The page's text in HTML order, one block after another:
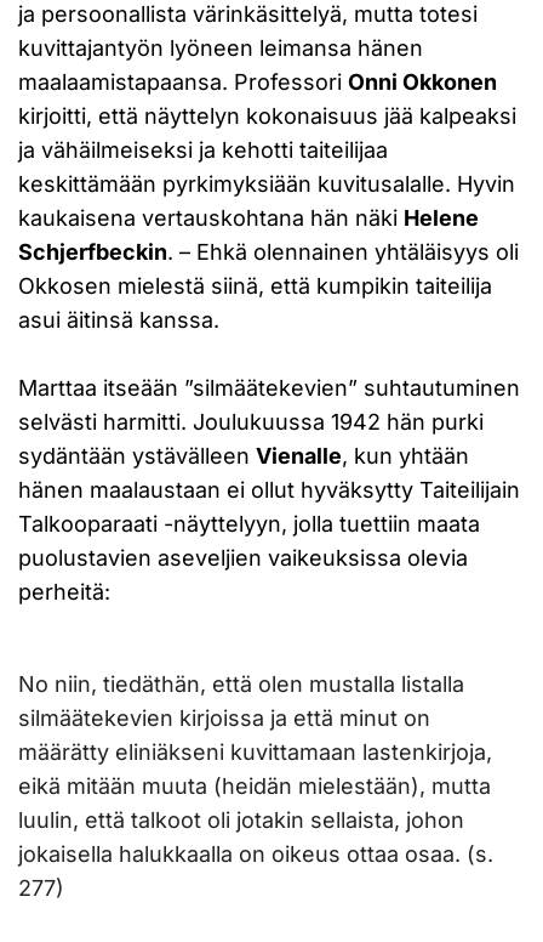
ja persoonallista värinkäsittelyä, mutta totesi
kuvittajantyön lyöneen leimansa hänen
maalaamistapaansa. Professori Onni Okkonen
kirjoitti, että näyttelyn kokonaisuus jää kalpeaksi
ja vähäilmeiseksi ja kehotti taiteilijaa
keskittämään pyrkimyksiään kuvitusalalle. Hyvin
kaukaisena vertauskohtana hän näki Helene
Schjerfbeckin. – Ehkä olennainen yhtäläisyys oli
Okkosen mielestä siinä, että kumpikin taiteilija
asui äitinsä kanssa.
Marttaa itseään ”silmäätekevien” suhtautuminen
selvästi harmitti. Joulukuussa 1942 hän purki
sydäntään ystävälleen Vienalle, kun yhtään
hänen maalaustaan ei ollut hyväksytty Taiteilijain
Talkooparaati -näyttelyyn, jolla tuettiin maata
puolustavien aseveljien vaikeuksissa olevia
perheitä:
No niin, tiedäthän, että olen mustalla listalla
silmäätekevien kirjoissa ja että minut on
määrätty eliniäkseni kuvittamaan lastenkirjoja,
eikä mitään muuta (heidän mielestään), mutta
luulin, että talkoot oli jotakin sellaista, johon
jokaisella halukkaalla on oikeus ottaa osaa. (s.
277)